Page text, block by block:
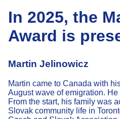
In 2025, the
Award is
Martin Jelinowicz
Martin came to Canada with
August wave of emigration.
From the start, his family was
Slovak community life in